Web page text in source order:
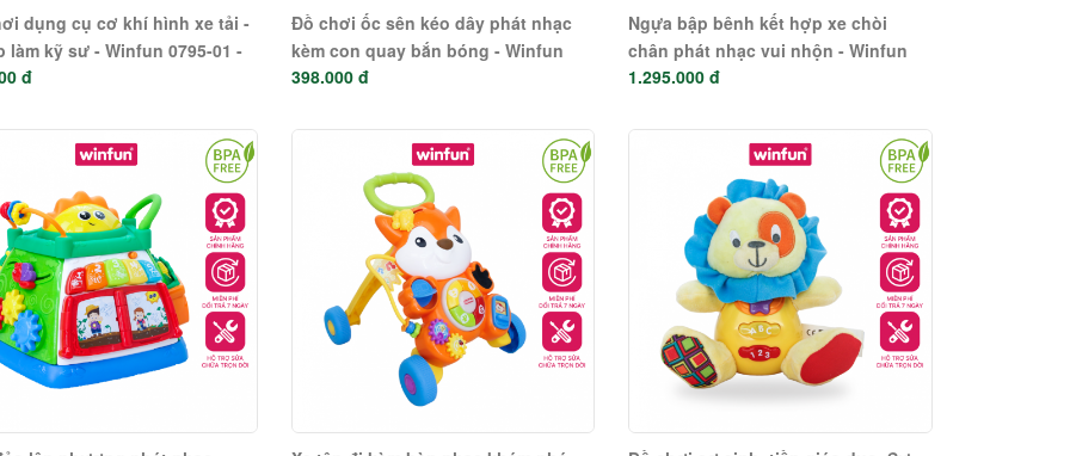
dụng cụ cơ khí hình xe tải -
làm kỹ sư - Winfun 0795-01 -
nói tiếng anh
đ
Đồ chơi ốc sên kéo dây phát nhạc
kèm con quay bắn bóng - Winfun
0674-NL
398.000 đ
Ngựa bập bênh kết hợp xe chòi
chân phát nhạc vui nhộn - Winfun
0760-NL
1.295.000 đ